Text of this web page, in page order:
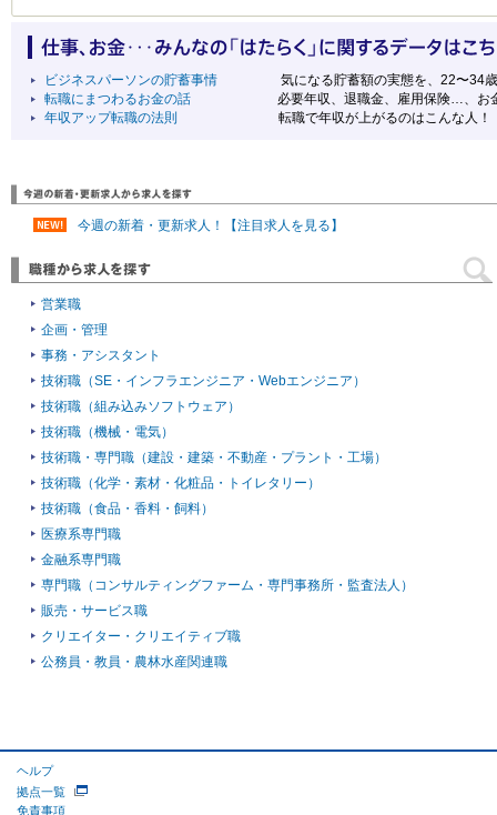
ビジネスパーソンの貯蓄事情
気になる貯蓄額の実態を、22〜34
転職にまつわるお金の話
必要年収、退職金、雇用保険…、お
年収アップ転職の法則
転職で年収が上がるのはこんな人！
今週の新着・更新求人！【注目求人を見る】
営業職
企画・管理
事務・アシスタント
技術職（SE・インフラエンジニア・Webエンジニア）
技術職（組み込みソフトウェア）
技術職（機械・電気）
技術職・専門職（建設・建築・不動産・プラント・工場）
技術職（化学・素材・化粧品・トイレタリー）
技術職（食品・香料・飼料）
医療系専門職
金融系専門職
専門職（コンサルティングファーム・専門事務所・監査法人）
販売・サービス職
クリエイター・クリエイティブ職
公務員・教員・農林水産関連職
ヘルプ
拠点一覧
免責事項